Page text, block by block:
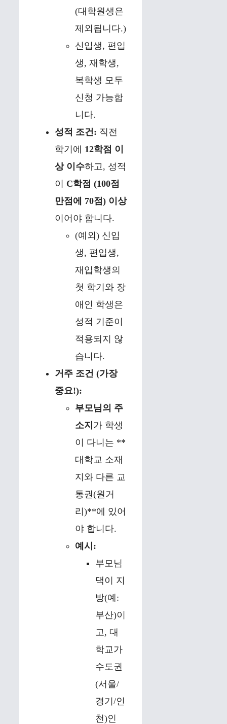
(대학원생은
제외됩니다.)
신입생, 편입
생, 재학생,
복학생 모두
신청 가능합
니다.
성적 조건: 직전
학기에 12학점 이
상 이수하고, 성적
이 C학점 (100점
만점에 70점) 이상
이어야 합니다.
(예외) 신입
생, 편입생,
재입학생의
첫 학기와 장
애인 학생은
성적 기준이
적용되지 않
습니다.
거주 조건 (가장
중요!):
부모님의 주
소지 가 학생
이 다니는 **
대학교 소재
지와 다른 교
통권(원거
리)**에 있어
야 합니다.
예시:
부모님
댁이 지
방(예:
부산)이
고, 대
학교가
수도권
(서울/
경기/인
천)인